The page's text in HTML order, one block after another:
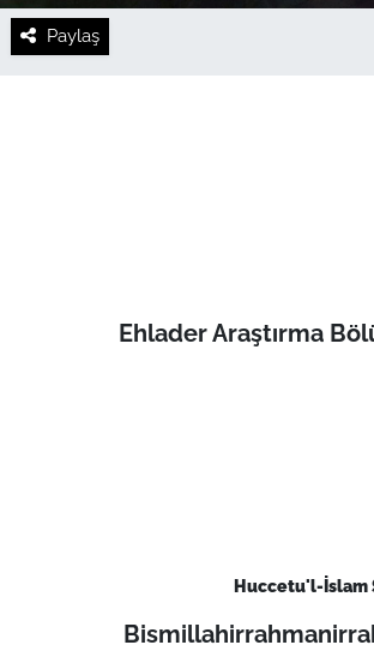
Paylaş
Ehlader Araştırma
Huccetu'l-İslam